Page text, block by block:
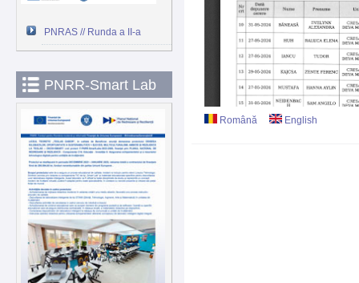
PNRAS // Runda a II-a
PNRR-Smart Lab
Română English